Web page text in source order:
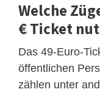
Welche
€ Ticket
Das 49-Euro-
öffentlichen
zählen unter